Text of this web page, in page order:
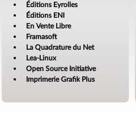
Éditions Eyrolles
Éditions ENI
En Vente Libre
Framasoft
La Quadrature du Net
Lea-Linux
Open Source Initiative
Imprimerie Grafik Plus